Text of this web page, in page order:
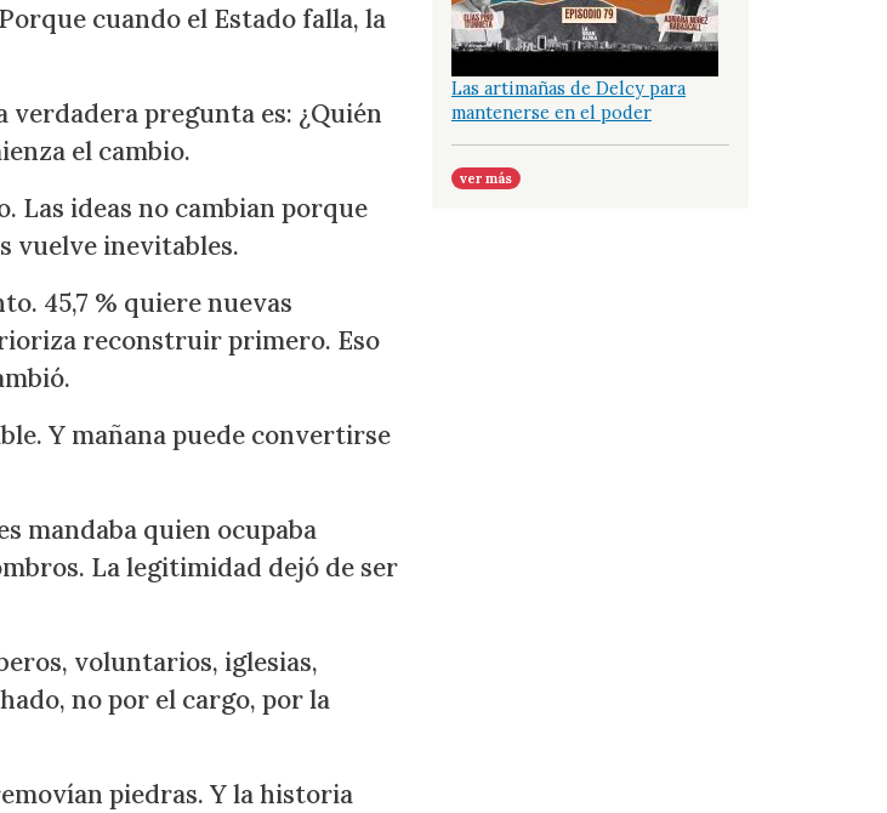
cuando el Estado falla, la
verdadera pregunta es: ¿Quién
el cambio.
Las ideas no cambian porque
vuelve inevitables.
45,7 % quiere nuevas
reconstruir primero. Eso
Y mañana puede convertirse
mandaba quien ocupaba
La legitimidad dejó de ser
voluntarios, iglesias,
no por el cargo, por la
piedras. Y la historia
Las artimañas de Delcy para
mantenerse en el poder
ver más